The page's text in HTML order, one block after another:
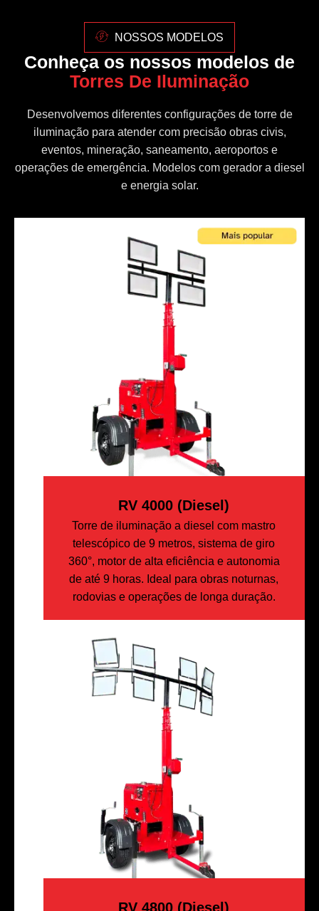
NOSSOS MODELOS
Conheça os nossos modelos de
Torres De Iluminação
Desenvolvemos diferentes configurações de torre de
iluminação para atender com precisão obras civis,
eventos, mineração, saneamento, aeroportos e
operações de emergência. Modelos com gerador a diesel
e energia solar.
RV 4000 (diesel)
Torre de iluminação a diesel com mastro
telescópico de 9 metros, sistema de giro
360°, motor de alta eficiência e autonomia
de até 9 horas. Ideal para obras noturnas,
rodovias e operações de longa duração.
RV 4800 (Diesel)